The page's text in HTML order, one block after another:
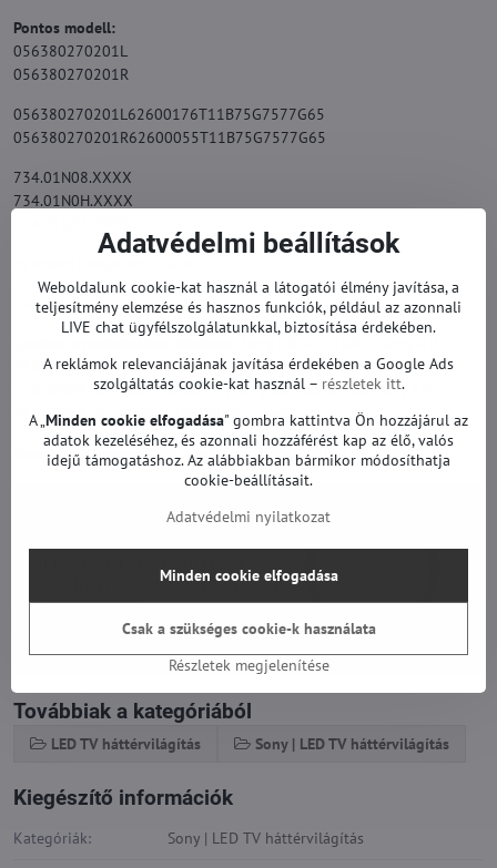
Pontos modell:
056380270201L
056380270201R
056380270201L62600176T11B75G7577G65
056380270201R62600055T11B75G7577G65
734.01N08.XXXX
734.01N0H.XXXX
TV háttérvilágítás garanciával.
55X8500D, Sony KD-55XD8005, Sony KD-55XD8505, Sony KD-
55XD8509, Sony KD-55XD8577, Sony KD-55XD8588, Sony KD-
55XD8599, Sony XBR-55X850D és mások.
Ezekhez a képernyőkhöz alkalmas:V550QWME01, V550QWSE01
Továbbiak a kategóriából
LED TV háttérvilágítás Sony | LED TV háttérvilágítás
Kiegészítő információk
Kategóriák: Sony | LED TV háttérvilágítás
Adatvédelmi beállítások
Weboldalunk cookie-kat használ a látogatói élmény javítása, a
teljesítmény elemzése és hasznos funkciók, például az azonnali
LIVE chat ügyfélszolgálatunkkal, biztosítása érdekében.
A reklámok relevanciájának javítása érdekében a Google Ads
szolgáltatás cookie-kat használ – részletek itt.
A „Minden cookie elfogadása" gombra kattintva Ön hozzájárul az
adatok kezeléséhez, és azonnali hozzáférést kap az élő, valós
idejű támogatáshoz. Az alábbiakban bármikor módosíthatja
cookie-beállításait.
Adatvédelmi nyilatkozat
Részletek megjelenítése
Minden cookie elfogadása
Csak a szükséges cookie-k használata